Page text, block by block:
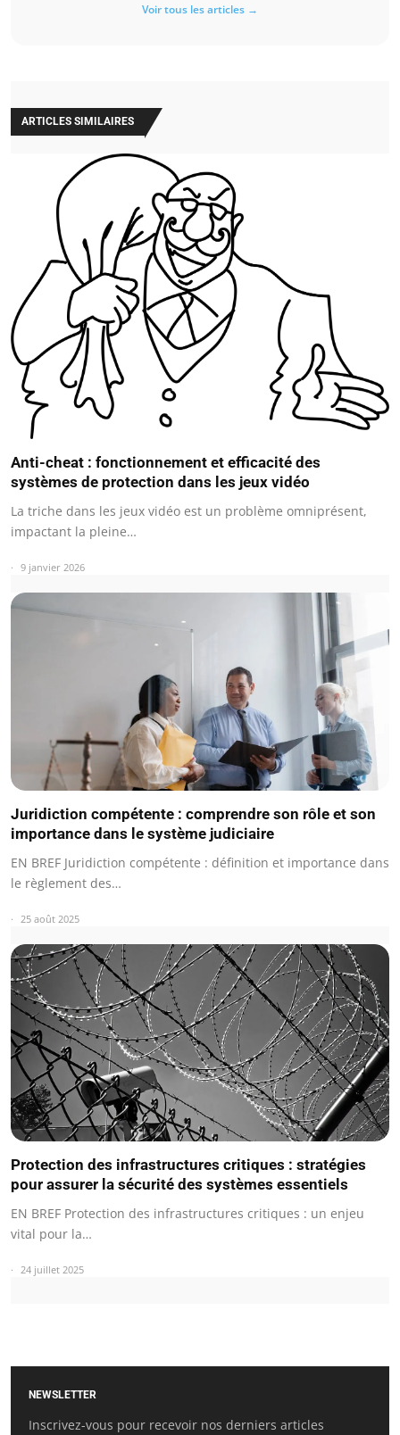
Voir tous les articles →
ARTICLES SIMILAIRES
Anti-cheat : fonctionnement et efficacité des
systèmes de protection dans les jeux vidéo
La triche dans les jeux vidéo est un problème omniprésent,
impactant la pleine…
9 janvier 2026
Juridiction compétente : comprendre son rôle et son
importance dans le système judiciaire
EN BREF Juridiction compétente : définition et importance dans
le règlement des…
25 août 2025
Protection des infrastructures critiques : stratégies
pour assurer la sécurité des systèmes essentiels
EN BREF Protection des infrastructures critiques : un enjeu
vital pour la…
24 juillet 2025
NEWSLETTER
Inscrivez-vous pour recevoir nos derniers articles